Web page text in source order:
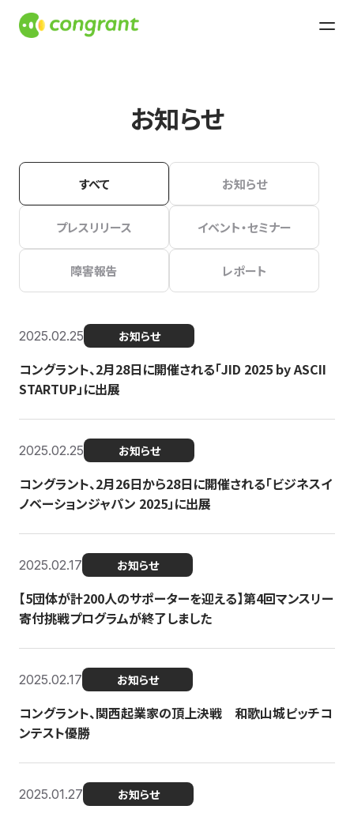
お知らせ
すべて お知らせ
プレスリリース イベント・セミナー
障害報告 レポート
2025.02.25 お知らせ
コングラント、2月28日に開催される「JID 2025 by ASCII
STARTUP」に出展
2025.02.25 お知らせ
コングラント、2月26日から28日に開催される「ビジネスイ
ノベーションジャパン 2025」に出展
2025.02.17 お知らせ
【5団体が計200人のサポーターを迎える】​​第4回マンスリー
寄付挑戦プログラムが終了しました
2025.02.17 お知らせ
コングラント、関西起業家の頂上決戦 和歌山城ピッチコ
ンテスト優勝
2025.01.27 お知らせ